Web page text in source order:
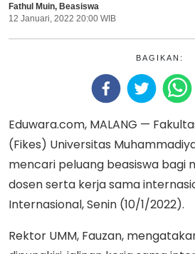
Fathul Muin, Beasiswa
12 Januari, 2022 20:00 WIB
BAGIKAN:
Eduwara.com, MALANG —
(Fikes) Universitas
mencari peluang beasiswa bagi
dosen serta kerja sama
Internasional, Senin (10/1/2022).
Rektor UMM, Fauzan,